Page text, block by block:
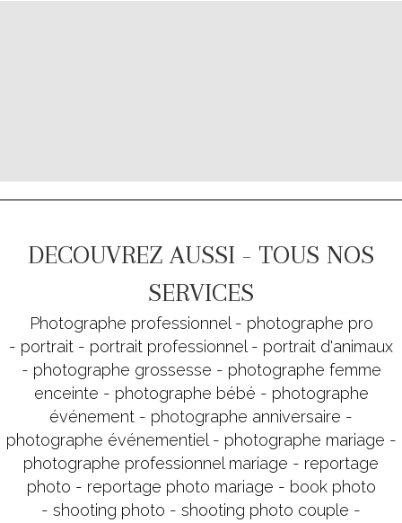
DECOUVREZ AUSSI - TOUS NOS
SERVICES
Photographe professionnel - photographe pro
- portrait - portrait professionnel - portrait d'animaux
- photographe grossesse - photographe femme
enceinte - photographe bébé - photographe
événement - photographe anniversaire -
photographe événementiel - photographe mariage -
photographe professionnel mariage - reportage
photo - reportage photo mariage - book photo
- shooting photo - shooting photo couple -